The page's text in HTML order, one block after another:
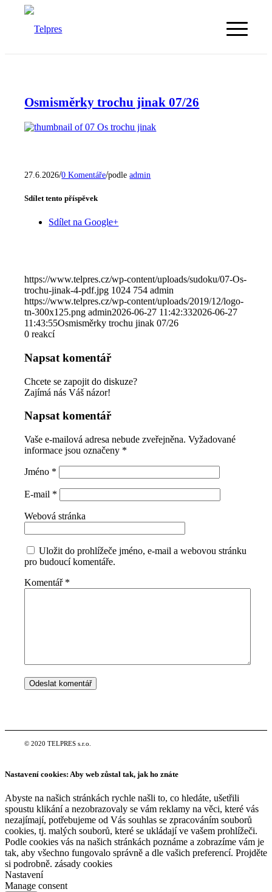
Osmisměrky trochu jinak 07/26
27.6.2026/0 Komentáře/podleadmin
Sdílet tento příspěvek
Sdílet na Google+
https://www.telpres.cz/wp-content/uploads/sudoku/07-Os-
trochu-jinak-4-pdf.jpg 1024 754 admin
https://www.telpres.cz/wp-content/uploads/2019/12/logo-
tn-300x125.png admin2026-06-27 11:42:332026-06-27
11:43:55Osmisměrky trochu jinak 07/26
0 reakcí
Napsat komentář
Chcete se zapojit do diskuze?
Zajímá nás Váš názor!
Napsat komentář
Vaše e-mailová adresa nebude zveřejněna. Vyžadované
informace jsou označeny *
Jméno *
E-mail *
Webová stránka
Uložit do prohlížeče jméno, e-mail a webovou stránku
pro budoucí komentáře.
Komentář *
© 2020 TELPRES s.r.o.
Nastavení cookies: Aby web zůstal tak, jak ho znáte
Abyste na našich stránkách rychle našli to, co hledáte, ušetřili
spoustu klikání a nezobrazovaly se vám reklamy na věci, které vás
nezajímají, potřebujeme od Vás souhlas se zpracováním souborů
cookies, tj. malých souborů, které se ukládají ve vašem prohlížeči.
Podle cookies vás na našich stránkách poznáme a zobrazíme vám je
tak, aby všechno fungovalo správně a dle vašich preferencí. Projděte
si podrobně. zásady cookies
Nastavení
Manage consent